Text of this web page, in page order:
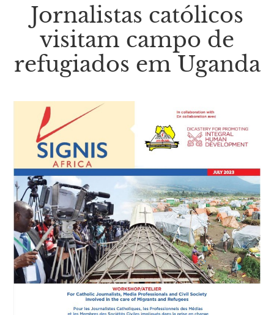
Jornalistas católicos
visitam campo de
refugiados em Uganda